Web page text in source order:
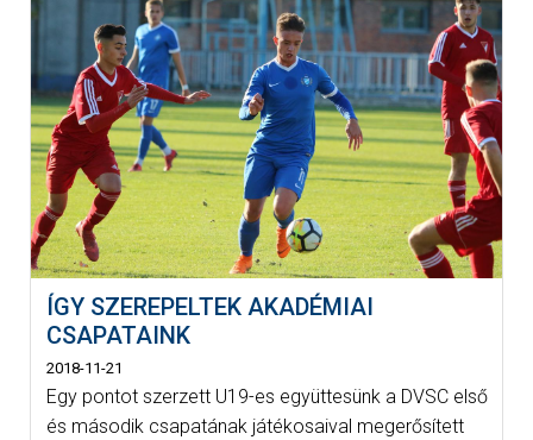
ÍGY SZEREPELTEK AKADÉMIAI
CSAPATAINK
2018-11-21
Egy pontot szerzett U19-es együttesünk a DVSC első
és második csapatának játékosaival megerősített